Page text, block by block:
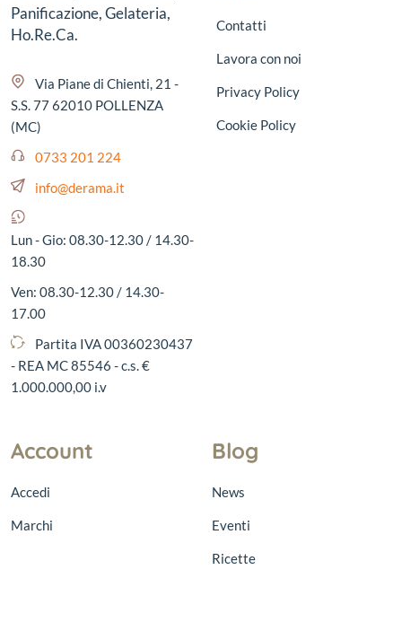
Panificazione, Gelateria,
Ho.Re.Ca.
Via Piane di Chienti, 21 -
S.S. 77 62010 POLLENZA
(MC)
0733 201 224
info@derama.it
Lun - Gio: 08.30-12.30 / 14.30-
18.30
Ven: 08.30-12.30 / 14.30-
17.00
Partita IVA 00360230437
- REA MC 85546 - c.s. €
1.000.000,00 i.v
Contatti
Lavora con noi
Privacy Policy
Cookie Policy
Account
Accedi
Marchi
Blog
News
Eventi
Ricette